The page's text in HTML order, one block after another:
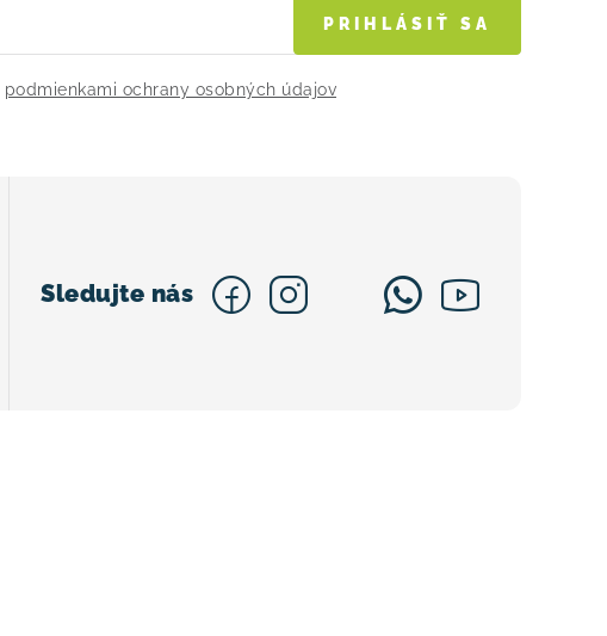
podmienkami ochrany osobných údajov
PRIHLÁSIŤ SA